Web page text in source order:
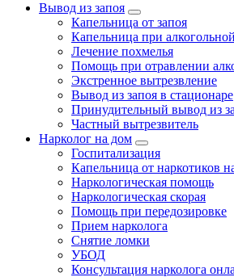
Вывод из запоя
Капельница от запоя
Капельница при
Лечение похмелья
Помощь при отравлении
Экстренное вытрезвление
Вывод из запоя в стационаре
Принудительный вывод из
Частный вытрезвитель
Нарколог на дом
Госпитализация
Капельница от наркотиков
Наркологическая помощь
Наркологическая скорая
Помощь при передозировке
Прием нарколога
Снятие ломки
УБОД
Консультация нарколога